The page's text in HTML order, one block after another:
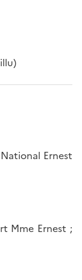
Ernest
Mme Ernest ;